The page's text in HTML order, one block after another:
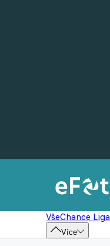
VšeChance Liga
Více